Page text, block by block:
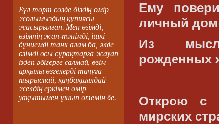
Бұл төрт сөзде біздің өмір
жолымыздың құпиясы
жасырылған. Мен өзімді,
өзімнің жан-тәнімді, ішкі
дүниемді тани алам ба, әлде
өзімді осы сұрақтарға жауап
іздеп әбігерге салмай, өзім
арқылы өзгелерді тануға
тырыспай, қаңбақшалдай
желдің еркімен өмір
уақытымен ұшып өтемін бе.
Ему
личный дом
Из
рожденных
Открою с
мирских